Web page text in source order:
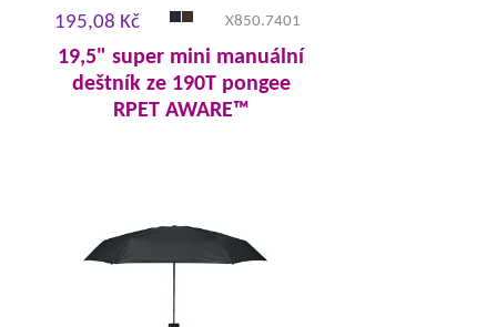
195,08 Kč X850.7401
19,5" super mini manuální
deštník ze 190T pongee
RPET AWARE™